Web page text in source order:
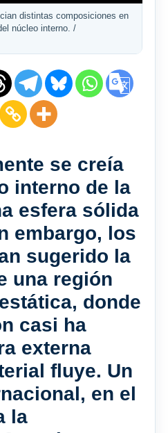
distintas composiciones en
núcleo interno. /
se creía
interno de la
esfera sólida
embargo, los
sugerido la
una región
donde
casi ha
externa
fluye. Un
en el
la